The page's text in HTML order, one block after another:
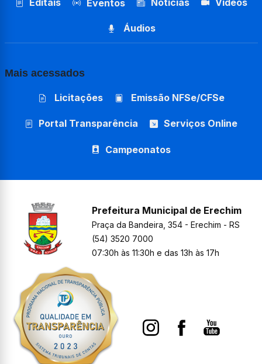
Eventos
Áudios
Mais acessados
Licitações Emissão NFSe/CFSe
Portal Transparência Serviços Online
Campeonatos
Prefeitura Municipal de Erechim
Praça da Bandeira, 354 - Erechim - RS
(54) 3520 7000
07:30h às 11:30h e das 13h às 17h